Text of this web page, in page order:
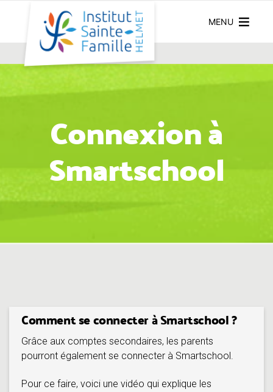
MENU
Connexion à
Smartschool
Comment se connecter à Smartschool ?
Grâce aux comptes secondaires, les parents
pourront également se connecter à Smartschool.
Pour ce faire, voici une vidéo qui explique les